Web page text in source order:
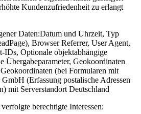
Kundenzufriedenheit zu erlangt
Daten:Datum und Uhrzeit, Typ
Browser Referrer, User Agent,
Optionale objektabhängige
Übergabeparameter, Geokoordinaten
(bei Formularen mit
(Erfassung postalische Adressen
mit Serverstandort Deutschland
berechtigte Interessen: